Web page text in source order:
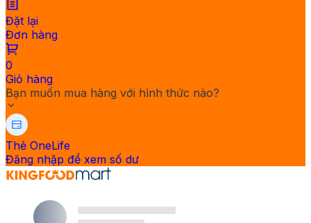
Đặt lại
Đơn hàng
0
Giỏ hàng
Bạn muốn mua hàng với hình thức nào?
Thẻ OneLife
Đăng nhập để xem số dư